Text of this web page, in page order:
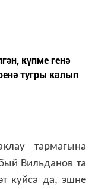
күпме генә
тугры калып
тармагына
Вильданов та
куйса да, эшне